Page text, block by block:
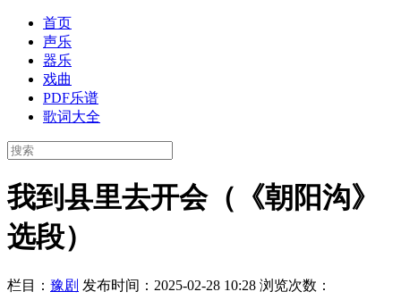
首页
声乐
器乐
戏曲
PDF乐谱
歌词大全
我到县里去开会（《朝阳沟》
选段）
栏目： 豫剧 发布时间：2025-02-28 10:28 浏览次数：